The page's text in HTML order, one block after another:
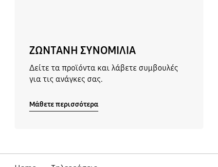
ΖΩΝΤΑΝΗ ΣΥΝΟΜΙΛΙΑ
Δείτε τα προϊόντα και λάβετε συμβουλές
για τις ανάγκες σας.
Μάθετε περισσότερα